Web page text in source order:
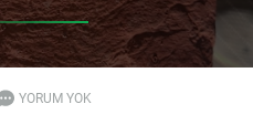
YORUM YOK